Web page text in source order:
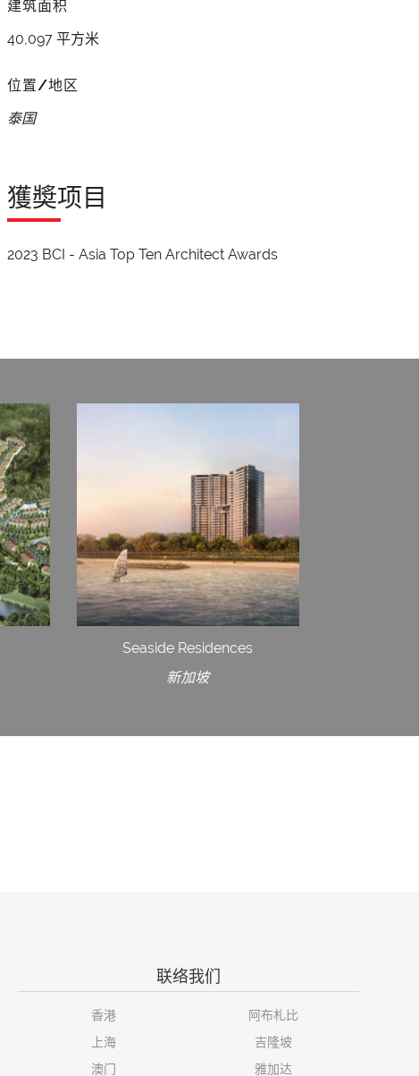
建筑面积
40,097 平方米
位置/地区
泰国
獲奬项目
2023 BCI - Asia Top Ten Architect Awards
Seaside Residences
新加坡
联络我们
香港
上海
澳门
阿布札比
吉隆坡
雅加达